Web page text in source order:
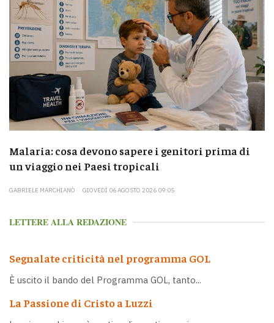
Malaria: cosa devono sapere i genitori prima di
un viaggio nei Paesi tropicali
GABRIELE MARCHIANÒ GIOVEDÌ 06 AGOSTO 2026 09:05
LETTERE ALLA REDAZIONE
Segnalate criticità nel programma GOL
È uscito il bando del Programma GOL, tanto...
La Passione di Cristo a Luzzi